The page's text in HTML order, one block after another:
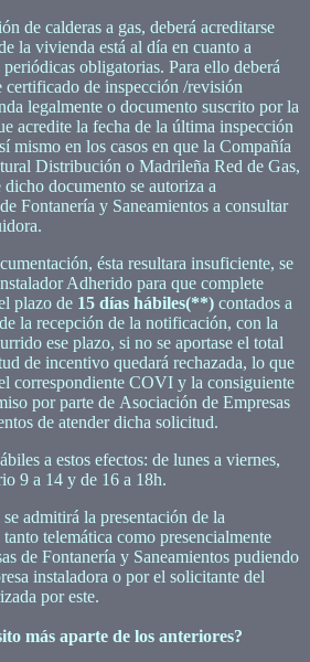
de calderas a gas, deberá acreditarse
la vivienda está al día en cuanto a
obligatorias. Para ello deberá
certificado de inspección /revisión
legalmente o documento suscrito por la
acredite la fecha de la última inspección
mismo en los casos en que la Compañía
Distribución o Madrileña Red de Gas,
dicho documento se autoriza a
Fontanería y Saneamientos a consultar
ésta resultara insuficiente, se
Adherido para que complete
plazo de 15 días hábiles(**) contados a
la recepción de la notificación, con la
ese plazo, si no se aportase el total
de incentivo quedará rechazada, lo que
correspondiente COVI y la consiguiente
por parte de Asociación de Empresas
de atender dicha solicitud.
a estos efectos: de lunes a viernes,
9 a 14 y de 16 a 18h.
admitirá la presentación de la
telemática como presencialmente
de Fontanería y Saneamientos pudiendo
instaladora o por el solicitante del
por este.
más aparte de los anteriores?